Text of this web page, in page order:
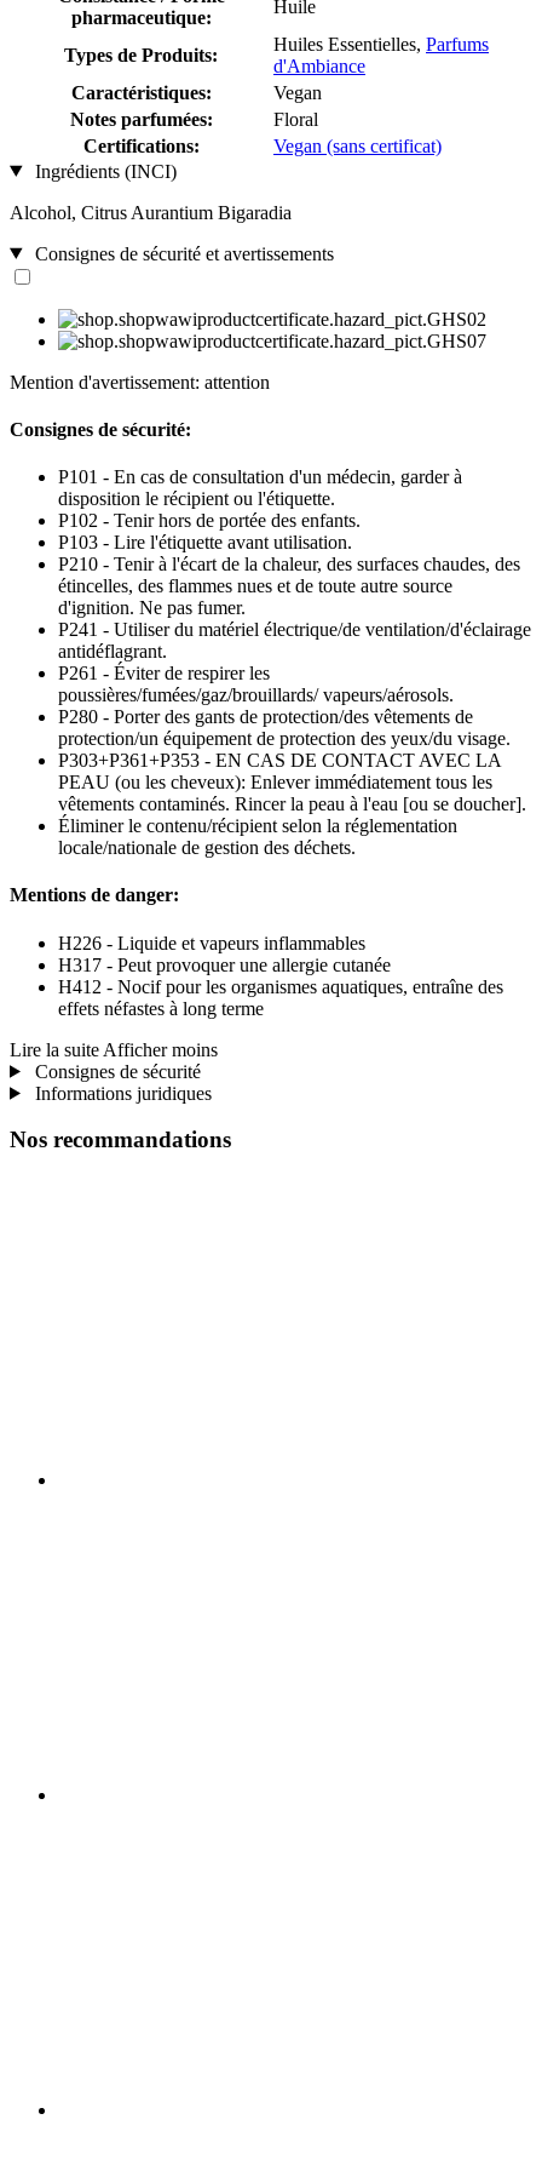
pharmaceutique:
Huile
Types de Produits:
Huiles Essentielles, Parfums
d'Ambiance
Caractéristiques:
Vegan
Notes parfumées:
Floral
Certifications:
Vegan (sans certificat)
Ingrédients (INCI)
Alcohol, Citrus Aurantium Bigaradia
Consignes de sécurité et avertissements
Mention d'avertissement: attention
Consignes de sécurité:
P101 - En cas de consultation d'un médecin, garder à
disposition le récipient ou l'étiquette.
P102 - Tenir hors de portée des enfants.
P103 - Lire l'étiquette avant utilisation.
P210 - Tenir à l'écart de la chaleur, des surfaces chaudes, des
étincelles, des flammes nues et de toute autre source
d'ignition. Ne pas fumer.
P241 - Utiliser du matériel électrique/de ventilation/d'éclairage
antidéflagrant.
P261 - Éviter de respirer les
poussières/fumées/gaz/brouillards/ vapeurs/aérosols.
P280 - Porter des gants de protection/des vêtements de
protection/un équipement de protection des yeux/du visage.
P303+P361+P353 - EN CAS DE CONTACT AVEC LA
PEAU (ou les cheveux): Enlever immédiatement tous les
vêtements contaminés. Rincer la peau à l'eau [ou se doucher].
Éliminer le contenu/récipient selon la réglementation
locale/nationale de gestion des déchets.
Mentions de danger:
H226 - Liquide et vapeurs inflammables
H317 - Peut provoquer une allergie cutanée
H412 - Nocif pour les organismes aquatiques, entraîne des
effets néfastes à long terme
Lire la suite Afficher moins
Consignes de sécurité
Informations juridiques
Nos recommandations